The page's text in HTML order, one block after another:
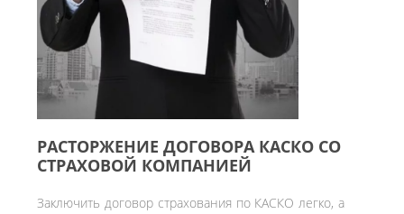
РАСТОРЖЕНИЕ ДОГОВОРА КАСКО СО
СТРАХОВОЙ КОМПАНИЕЙ
Заключить договор страхования по КАСКО легко, а